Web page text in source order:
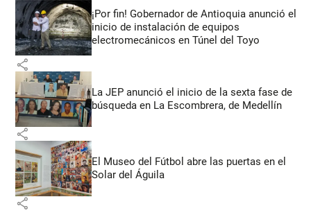
¡Por fin! Gobernador de Antioquia anunció el
inicio de instalación de equipos
electromecánicos en Túnel del Toyo
share
La JEP anunció el inicio de la sexta fase de
búsqueda en La Escombrera, de Medellín
share
El Museo del Fútbol abre las puertas en el
Solar del Águila
share